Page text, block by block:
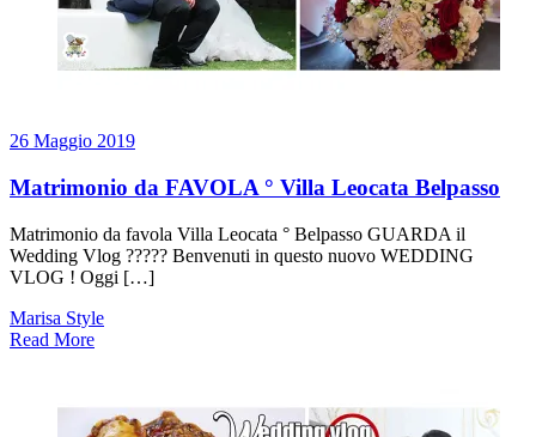
26 Maggio 2019
Matrimonio da FAVOLA ° Villa Leocata Belpasso
Matrimonio da favola Villa Leocata ° Belpasso GUARDA il
Wedding Vlog ????? Benvenuti in questo nuovo WEDDING
VLOG ! Oggi […]
Marisa Style
Read More